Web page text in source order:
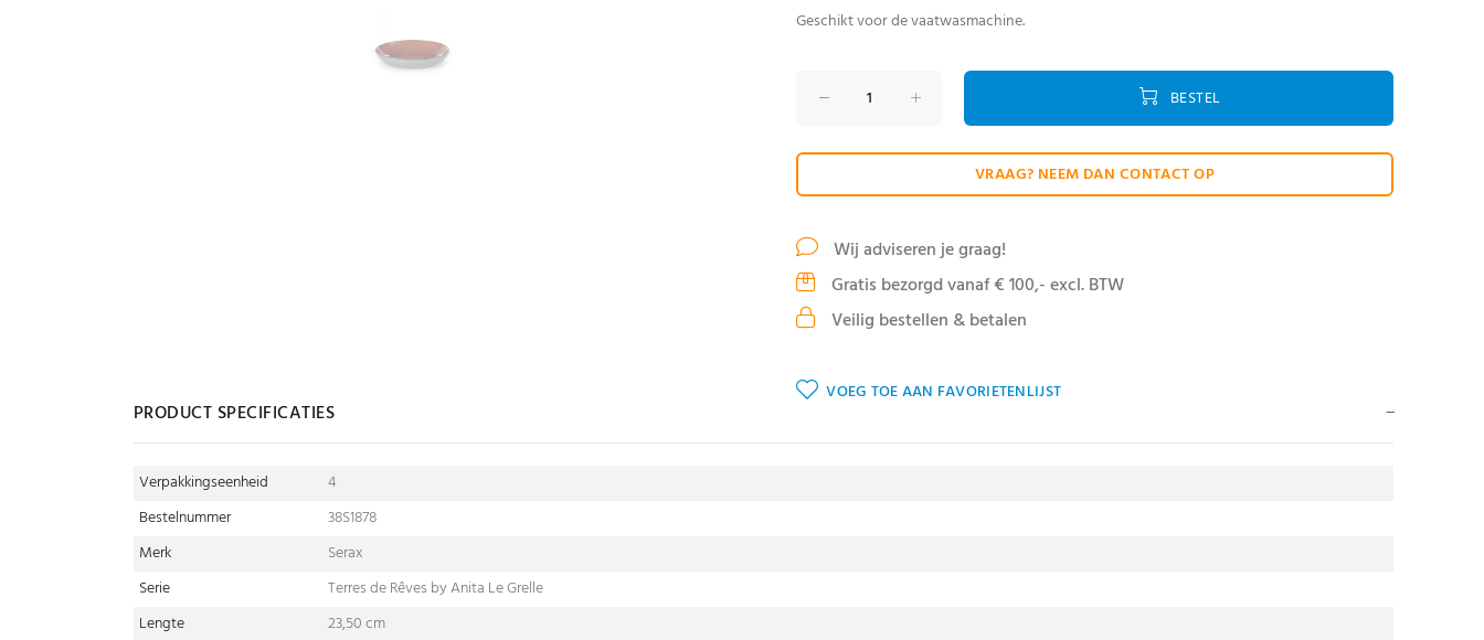
Geschikt voor de vaatwasmachine.
BESTEL
VRAAG? NEEM DAN CONTACT OP
Wij adviseren je graag!
Gratis bezorgd vanaf € 100,- excl. BTW
Veilig bestellen & betalen
VOEG TOE AAN FAVORIETENLIJST
PRODUCT SPECIFICATIES
Verpakkingseenheid
4
Bestelnummer
38S1878
Merk
Serax
Serie
Terres de Rêves by Anita Le Grelle
Lengte
23,50 cm